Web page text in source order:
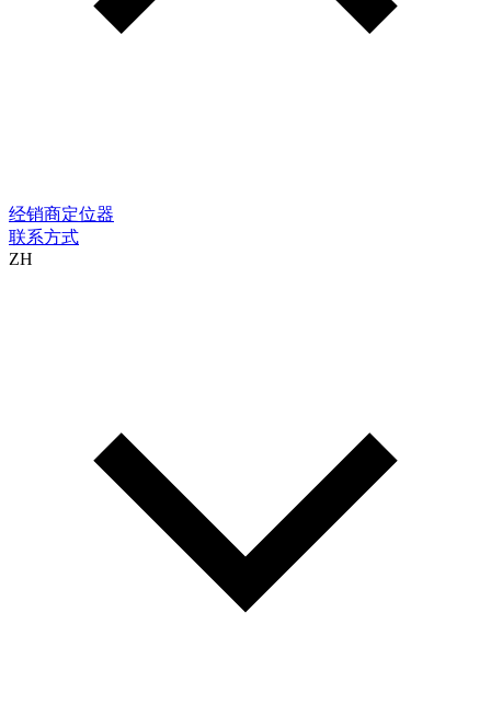
经销商定位器
联系方式
ZH